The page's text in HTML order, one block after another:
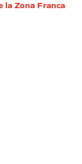
la Zona Franca